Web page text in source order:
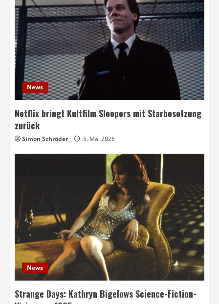
News
Netflix bringt Kultfilm Sleepers mit Starbesetzung
zurück
Simon Schröder 5. Mai 2026
News
Strange Days: Kathryn Bigelows Science-Fiction-